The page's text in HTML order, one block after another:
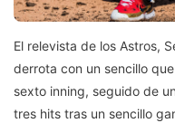
El relevista de los Astros,
derrota con un sencillo
sexto inning, seguido de
tres hits tras un sencillo